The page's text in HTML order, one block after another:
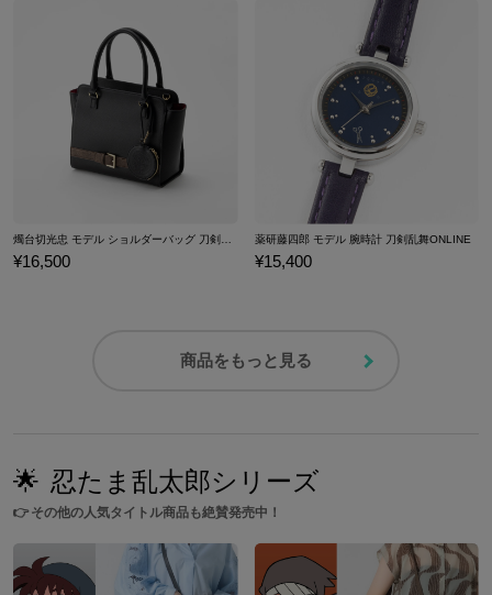
¥16,500
薬研藤四郎 モデル 腕時計 刀剣乱舞ONLINE
¥15,400
商品をもっと見る
🌟 忍たま乱太郎シリーズ
👉その他の人気タイトル商品も絶賛発売中！